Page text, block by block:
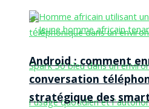
Android : comment
conversation
stratégique des